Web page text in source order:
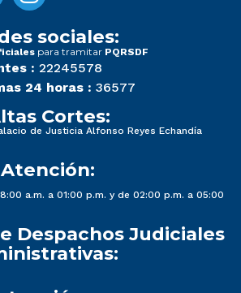
sociales:
para tramitar PQRSDF
: 22245578
24 horas : 36577
Cortes:
de Justicia Alfonso Reyes Echandía
a.m. a 01:00 p.m. y de 02:00 p.m. a 05:00
Despachos Judiciales